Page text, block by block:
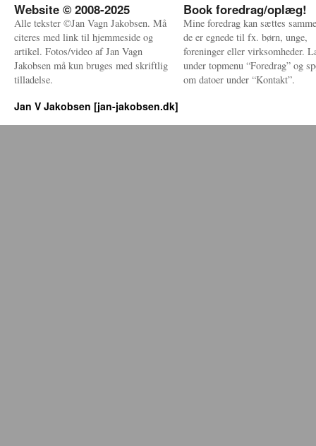
Website © 2008-2025
Alle tekster ©Jan Vagn Jakobsen. Må
citeres med link til hjemmeside og
artikel. Fotos/video af Jan Vagn
Jakobsen må kun bruges med skriftlig
tilladelse.
Book foredrag/oplæg!
Mine foredrag kan sættes
de er egnede til fx. børn, unge,
foreninger eller virksomheder.
under topmenu “Foredrag” og
om datoer under “Kontakt”.
Jan V Jakobsen [jan-jakobsen.dk]